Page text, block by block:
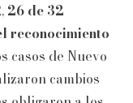
26 de 32
reconocimiento
casos de Nuevo
cambios